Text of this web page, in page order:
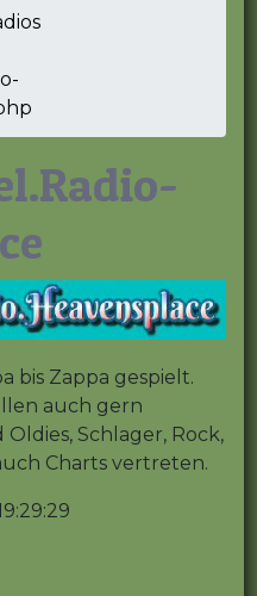
bis Zappa gespielt.
auch gern
Schlager, Rock,
Charts vertreten.